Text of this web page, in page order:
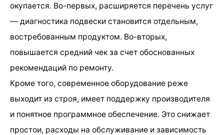
окупается. Во-первых, расширяется перечень услуг
— диагностика подвески становится отдельным,
востребованным продуктом. Во-вторых,
повышается средний чек за счет обоснованных
рекомендаций по ремонту.
Кроме того, современное оборудование реже
выходит из строя, имеет поддержку производителя
и понятное программное обеспечение. Это снижает
простои, расходы на обслуживание и зависимость